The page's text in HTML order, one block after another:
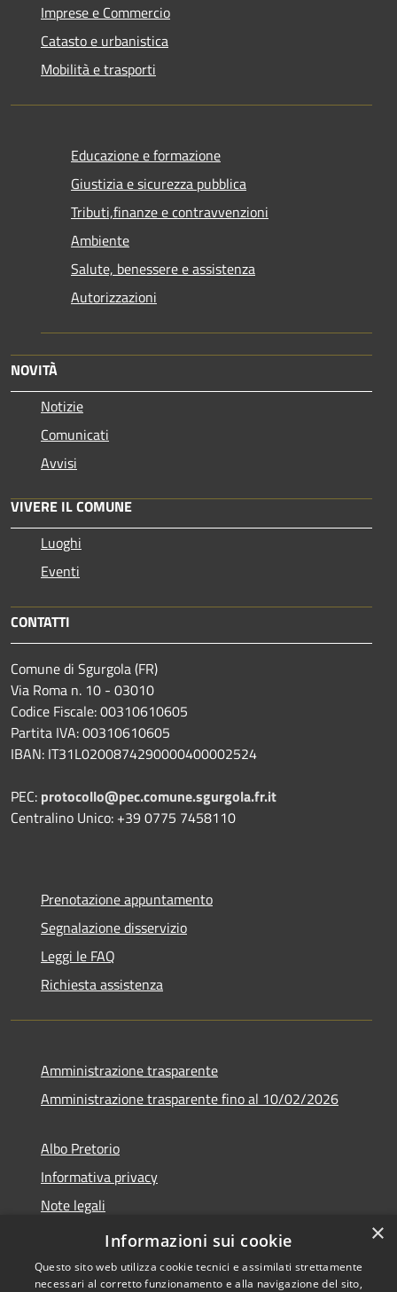
Imprese e Commercio
Catasto e urbanistica
Mobilità e trasporti
Educazione e formazione
Giustizia e sicurezza pubblica
Tributi,finanze e contravvenzioni
Ambiente
Salute, benessere e assistenza
Autorizzazioni
NOVITÀ
Notizie
Comunicati
Avvisi
VIVERE IL COMUNE
Luoghi
Eventi
CONTATTI
Comune di Sgurgola (FR)
Via Roma n. 10 - 03010
Codice Fiscale: 00310610605
Partita IVA: 00310610605
IBAN: IT31L0200874290000400002524
PEC: protocollo@pec.comune.sgurgola.fr.it
Centralino Unico: +39 0775 7458110
Prenotazione appuntamento
Segnalazione disservizio
Leggi le FAQ
Richiesta assistenza
Amministrazione trasparente
Amministrazione trasparente fino al 10/02/2026
Albo Pretorio
Informativa privacy
Note legali
Dichiarazione di accessibilità
×
Informazioni sui cookie
Questo sito web utilizza cookie tecnici e assimilati strettamente
necessari al corretto funzionamento e alla navigazione del sito,